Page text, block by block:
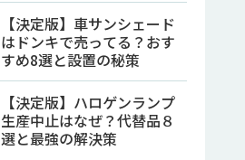
【決定版】車サンシェード
はドンキで売ってる？おす
すめ8選と設置の秘策
【決定版】ハロゲンランプ
生産中止はなぜ？代替品８
選と最強の解決策